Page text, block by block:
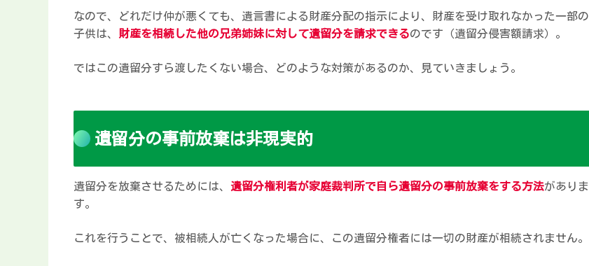
なので、どれだけ仲が悪くても、遺言書による財産分配の指示により、財産を受け取れなかった一部の
子供は、 財産を相続した他の兄弟姉妹に対して遺留分を請求できるのです（遺留分侵害額請求）。
ではこの遺留分すら渡したくない場合、どのような対策があるのか、見ていきましょう。
遺留分の事前放棄は非現実的
遺留分を放棄させるためには、 遺留分権利者が家庭裁判所で自ら遺留分の事前放棄をする方法がありま
す。
これを行うことで、被相続人が亡くなった場合に、この遺留分権者には一切の財産が相続されません。